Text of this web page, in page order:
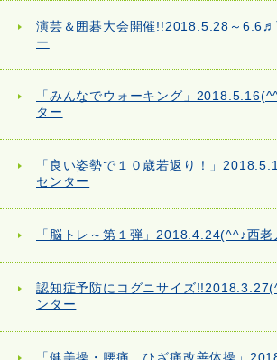
演芸＆囲碁大会開催!!2018.5.28～6.6♬
ー
「みんなでウォーキング」
ター
「良い姿勢で１０歳若返り！」
センター
「脳トレ～第１弾」2018.4.24(^^♪西老
認知症予防にコグニサイズ
ンター